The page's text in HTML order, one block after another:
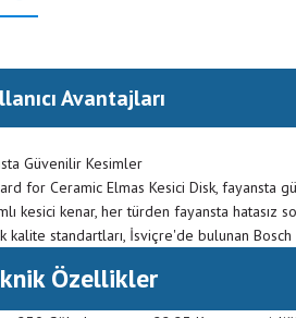
Avantajları
Güvenilir Kesimler
for Ceramic Elmas Kesici Disk, fayansta
kesici kenar, her türden fayansta hatasız
kalite standartları, İsviçre'de bulunan
Özellikler